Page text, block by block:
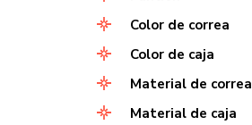
Color de correa
Color de caja
Material de correa
Material de caja